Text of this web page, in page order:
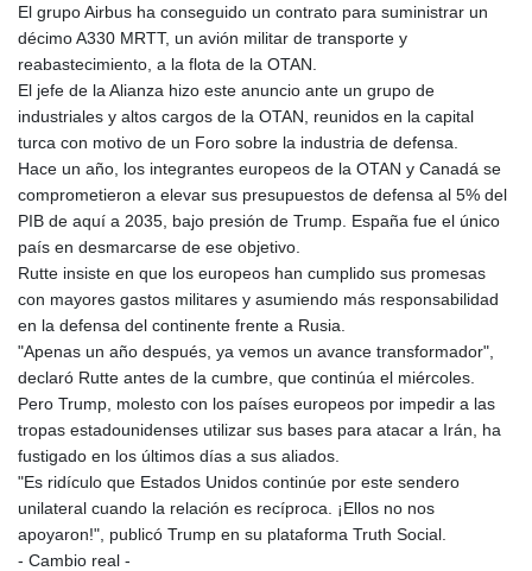
JPY 182.455111
KES 149.049537
KGS 100.760472
KHR 4683.238048
KMF 491.993323
KRW 1637.219545
KWD 0.356067
KYD 0.96202
KZT 540.94374
LAK 26082.966454
LBP
103373.346556
LKR 387.758699
LRD 208.366759
LSL 18.828807
LTL 3.402172
LVL 0.696959
LYD 7.358683
MAD 10.770417
MDL 20.085595
MGA 4963.135313
El grupo Airbus ha conseguido un contrato para suministrar un
décimo A330 MRTT, un avión militar de transporte y
reabastecimiento, a la flota de la OTAN.
El jefe de la Alianza hizo este anuncio ante un grupo de
industriales y altos cargos de la OTAN, reunidos en la capital
turca con motivo de un Foro sobre la industria de defensa.
Hace un año, los integrantes europeos de la OTAN y Canadá se
comprometieron a elevar sus presupuestos de defensa al 5% del
PIB de aquí a 2035, bajo presión de Trump. España fue el único
país en desmarcarse de ese objetivo.
Rutte insiste en que los europeos han cumplido sus promesas
con mayores gastos militares y asumiendo más responsabilidad
en la defensa del continente frente a Rusia.
"Apenas un año después, ya vemos un avance transformador",
declaró Rutte antes de la cumbre, que continúa el miércoles.
Pero Trump, molesto con los países europeos por impedir a las
tropas estadounidenses utilizar sus bases para atacar a Irán, ha
fustigado en los últimos días a sus aliados.
"Es ridículo que Estados Unidos continúe por este sendero
unilateral cuando la relación es recíproca. ¡Ellos no nos
apoyaron!", publicó Trump en su plataforma Truth Social.
- Cambio real -